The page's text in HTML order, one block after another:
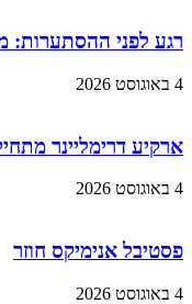
רגע לפני ההסתערות:
4 באוגוסט 2026
ארקיע דרימליינר
4 באוגוסט 2026
פסטיבל אנימיקס חוזר
4 באוגוסט 2026